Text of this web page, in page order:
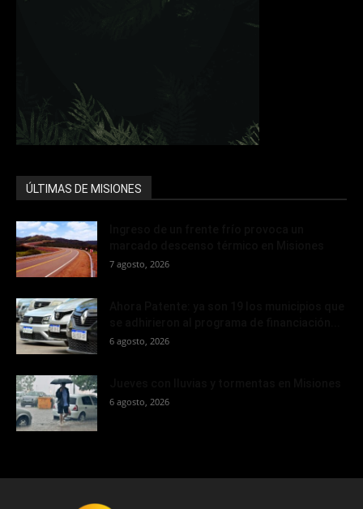
ÚLTIMAS DE MISIONES
7 agosto, 2026
6 agosto, 2026
6 agosto, 2026